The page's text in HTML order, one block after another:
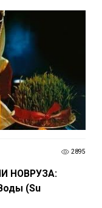
2895
НОВРУЗА:
(Su